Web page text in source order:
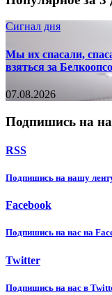
Сигнал дня
Мы их спасали,
взяться за
07.08.2026
Подпишись на
RSS
Подпишиcь на нашу
Facebook
Подпишиcь на нас на
Twitter
Подпишиcь на нас в